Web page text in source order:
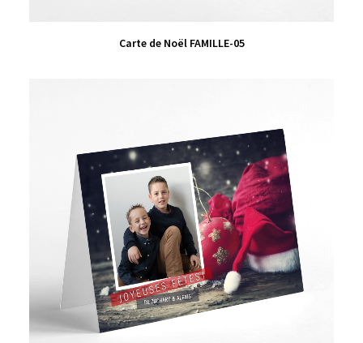
VIEW PRODUCT
Carte de Noël FAMILLE-05